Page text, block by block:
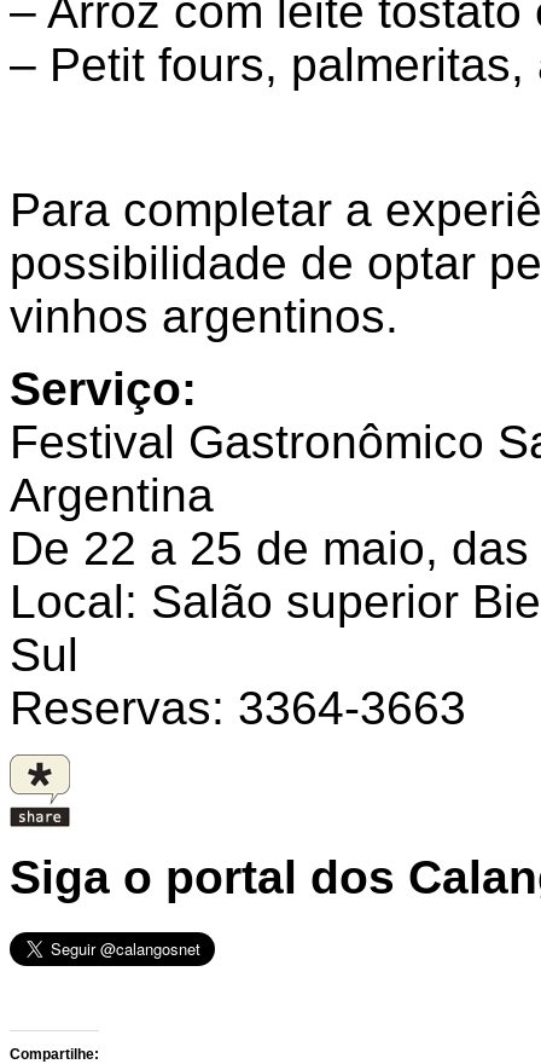
– Arroz com leite
– Petit fours,
Para completar a
possibilidade de optar
vinhos argentinos.
Serviço:
Festival Gastronômico
Argentina
De 22 a 25 de maio,
Local: Salão superior
Sul
Reservas: 3364-3663
Siga o portal dos
Compartilhe: